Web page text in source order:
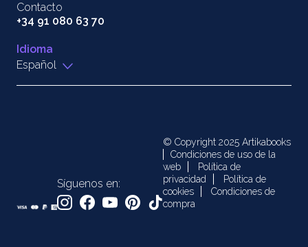
Contacto
+34 91 080 63 70
Idioma
Español
Síguenos en:
© Copyright 2025 Artikabooks
Condiciones de uso de la
web
Política de
privacidad
Política de
cookies
Condiciones de
compra